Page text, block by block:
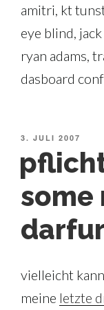
amitri, kt
eye blind,
ryan adams,
dasboard
VERÖFFENTLICHT
3. JULI 2007
some
darfur
vielleicht
meine letzte